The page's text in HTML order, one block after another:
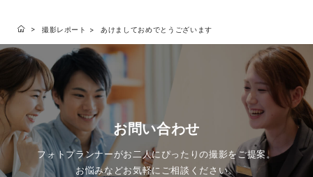
撮影レポート あけましておめでとうございます
お問い合わせ
フォトプランナーがお二人にぴったりの撮影をご提案。
お悩みなどお気軽にご相談ください。